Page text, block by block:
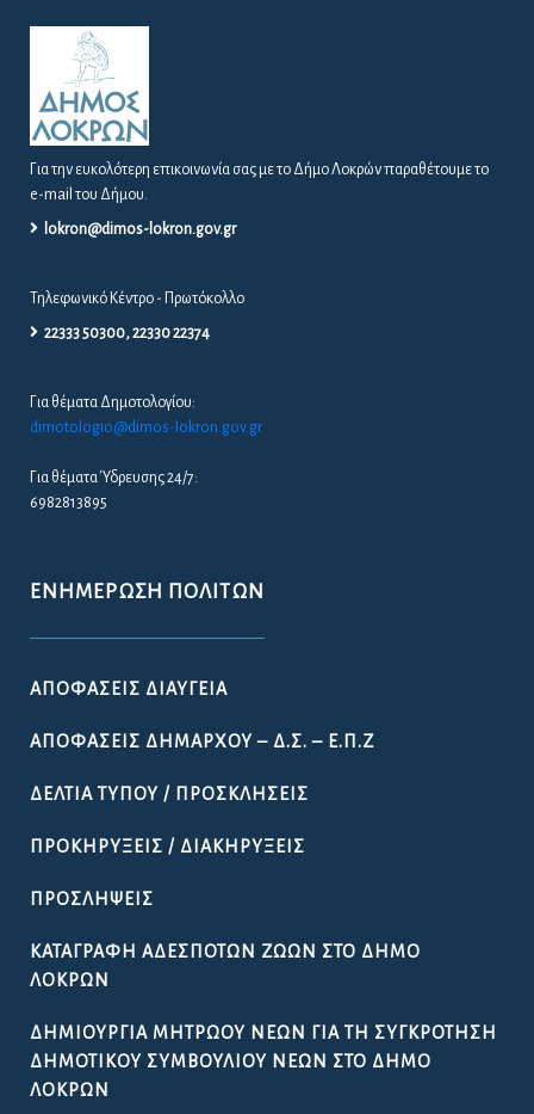
Για την ευκολότερη επικοινωνία σας με το Δήμο Λοκρών παραθέτουμε το
e-mail του Δήμου.
lokron@dimos-lokron.gov.gr
Τηλεφωνικό Κέντρο - Πρωτόκολλο
22333 50300, 22330 22374
Για θέματα Δημοτολογίου:
dimotologio@dimos-lokron.gov.gr
Για θέματα Ύδρευσης 24/7:
6982813895
ΕΝΗΜΈΡΩΣΗ ΠΟΛΙΤΏΝ
ΑΠΟΦΆΣΕΙΣ ΔΙΑΎΓΕΙΑ
ΑΠΟΦΆΣΕΙΣ ΔΗΜΆΡΧΟΥ – Δ.Σ. – Ε.Π.Ζ
ΔΕΛΤΊΑ ΤΎΠΟΥ / ΠΡΟΣΚΛΉΣΕΙΣ
ΠΡΟΚΗΡΎΞΕΙΣ / ΔΙΑΚΗΡΎΞΕΙΣ
ΠΡΟΣΛΉΨΕΙΣ
ΚΑΤΑΓΡΑΦΉ ΑΔΈΣΠΟΤΩΝ ΖΏΩΝ ΣΤΟ ΔΉΜΟ
ΛΟΚΡΏΝ
ΔΗΜΙΟΥΡΓΊΑ ΜΗΤΡΏΟΥ ΝΈΩΝ ΓΙΑ ΤΗ ΣΥΓΚΡΌΤΗΣΗ
ΔΗΜΟΤΙΚΟΎ ΣΥΜΒΟΥΛΊΟΥ ΝΈΩΝ ΣΤΟ ΔΉΜΟ
ΛΟΚΡΏΝ